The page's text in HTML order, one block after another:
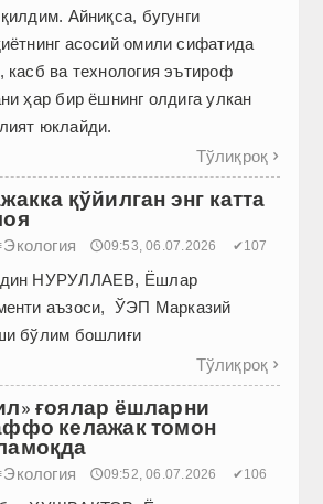
Айниқса, бугунги
асосий омили сифатида
касб ва технология эътироф
ҳар бир ёшнинг олдига улкан
юклайди.
Тўлиқроқ 
қўйилган энг катта
Экология 🕔09:53, 06.07.2026 ✔107
НУРУЛЛАЕВ, Ёшлар
аъзоси, ЎЭП Марказий
бўлим бошлиғи
Тўлиқроқ 
ғоялар ёшларни
келажак томон
Экология 🕔09:52, 06.07.2026 ✔106